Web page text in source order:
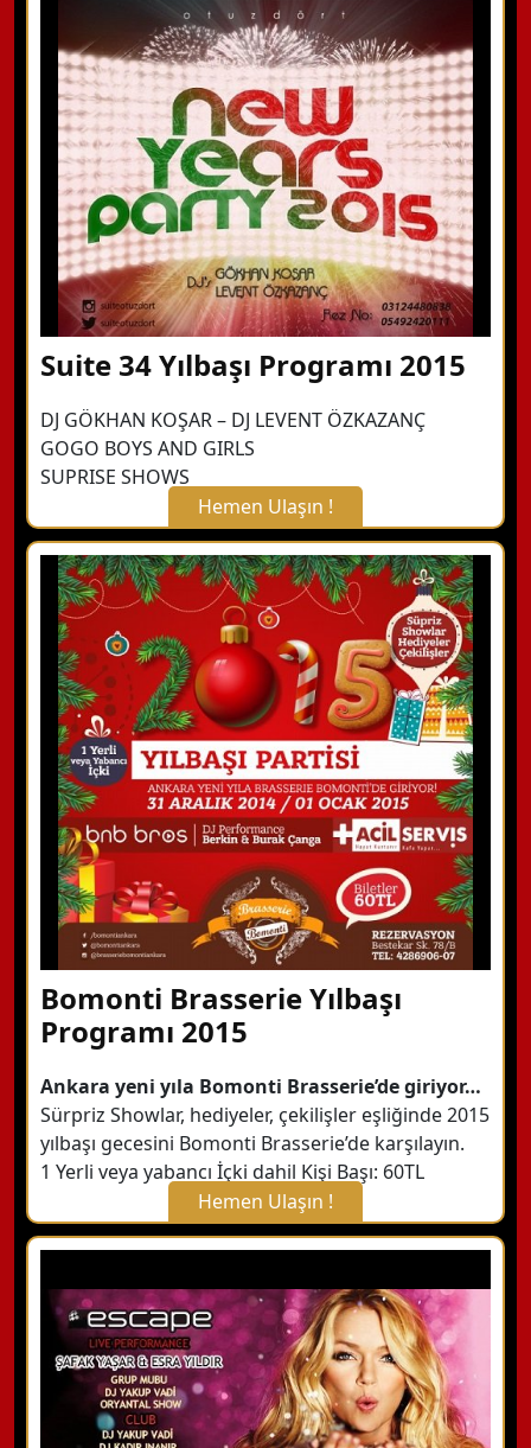
Suite 34 Yılbaşı Programı 2015
DJ GÖKHAN KOŞAR – DJ LEVENT ÖZKAZANÇ
GOGO BOYS AND GIRLS
SUPRISE SHOWS
Hemen Ulaşın !
X Kapat
WhatsApp ile Bilgi Alın
Hemen Arayın
Detaylı Bilgi Alın
Bomonti Brasserie Yılbaşı
Programı 2015
Ankara yeni yıla Bomonti Brasserie’de giriyor…
Sürpriz Showlar, hediyeler, çekilişler eşliğinde 2015
yılbaşı gecesini Bomonti Brasserie’de karşılayın.
1 Yerli veya yabancı İçki dahil Kişi Başı: 60TL
Hemen Ulaşın !
X Kapat
WhatsApp ile Bilgi Alın
Hemen Arayın